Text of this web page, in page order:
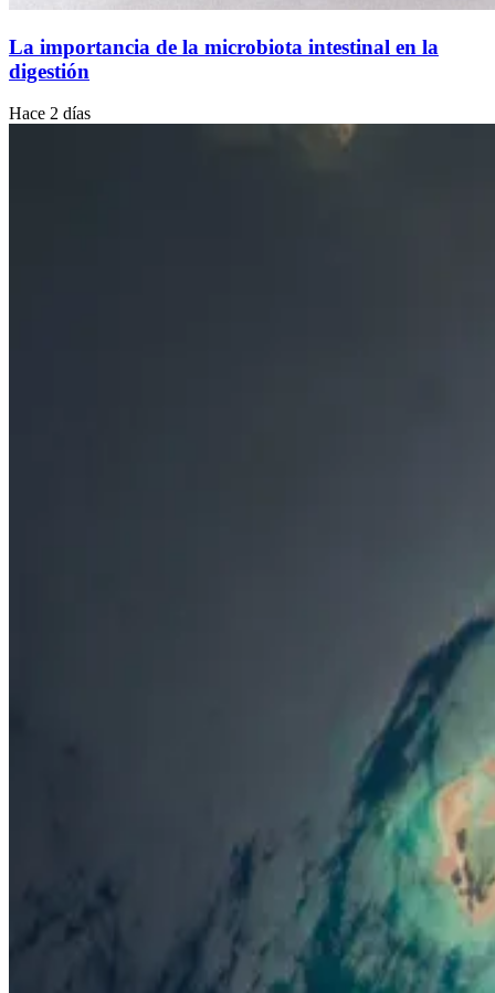
La importancia de la microbiota intestinal en la
digestión
Hace 2 días